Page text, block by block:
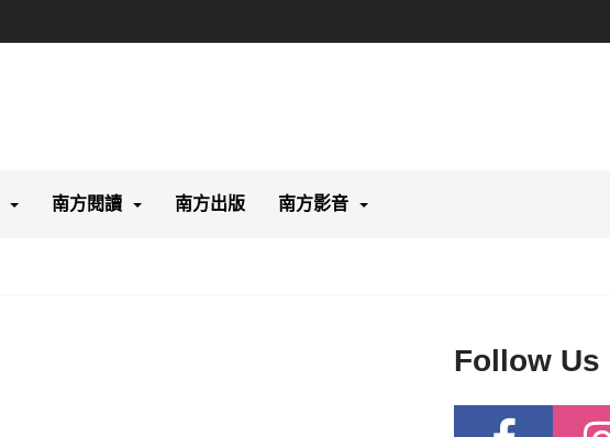
南方閱讀 南方出版 南方影音
Follow Us